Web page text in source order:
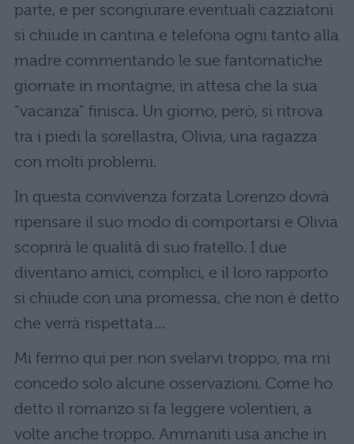
parte, e per scongiurare eventuali cazziatoni
si chiude in cantina e telefona ogni tanto alla
madre commentando le sue fantomatiche
giornate in montagne, in attesa che la sua
“vacanza” finisca. Un giorno, però, si ritrova
tra i piedi la sorellastra, Olivia, una ragazza
con molti problemi.
In questa convivenza forzata Lorenzo dovrà
ripensare il suo modo di comportarsi e Olivia
scoprirà le qualità di suo fratello. I due
diventano amici, complici, e il loro rapporto
si chiude con una promessa, che non è detto
che verrà rispettata…
Mi fermo qui per non svelarvi troppo, ma mi
concedo solo alcune osservazioni. Come ho
detto il romanzo si fa leggere volentieri, a
volte anche troppo. Ammaniti usa anche in